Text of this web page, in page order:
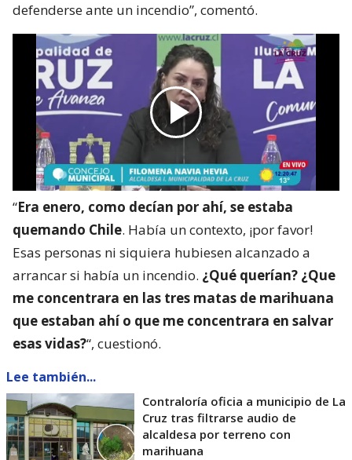
defenderse ante un incendio”, comentó.
“Era enero, como decían por ahí, se estaba
quemando Chile. Había un contexto, ¡por favor!
Esas personas ni siquiera hubiesen alcanzado a
arrancar si había un incendio. ¿Qué querían? ¿Que
me concentrara en las tres matas de marihuana
que estaban ahí o que me concentrara en salvar
esas vidas?“, cuestionó.
Lee también...
Contraloría oficia a municipio de La
Cruz tras filtrarse audio de
alcaldesa por terreno con
marihuana